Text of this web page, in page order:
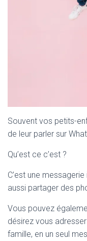
Souvent vos petits-
de leur parler sur
Qu’est ce c’est ?
C’est une
aussi partager des
Vous pouvez
désirez vous
famille, en un seul